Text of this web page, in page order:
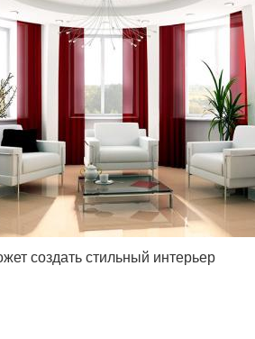
создать стильный интерьер